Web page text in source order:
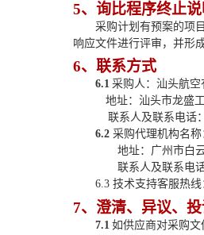
5、询比程序终止说
采购计划有预案的项目
响应文件进行评审，并形
6、联系方式
6.1 采购人： 汕头航空
地址： 汕头市龙盛
联系人及联系电话：
6.2 采购代理机构名称
地址： 广州市白
联系人及联系电话
6.3 技术支持客服热线
7、 澄清、 异议、
7.1 如供应商对采购